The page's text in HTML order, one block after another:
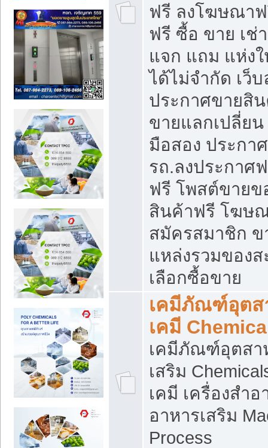
ฟรี ลงโฆษณา
ฟรี ซื้อ ขาย เช่
แจก แถม แห่ง
ได้ไม่จำกัด เว็
ประกาศขายสิ
ขายแลกเปลี่ย
มือสอง ประกา
รถ.ลงประกาศ
ฟรี โพสต์ขาย
สินค้าฟรี โฆษ
สมัครสมาชิก ข
แหล่งรวมของ
เลือกซื้อขาย
เคมีภัณฑ์อุตส
เคมี
เคมีภัณฑ์อุตสา
เสริม
เคมี เครื่องสำ
อาหารเสริม
Process